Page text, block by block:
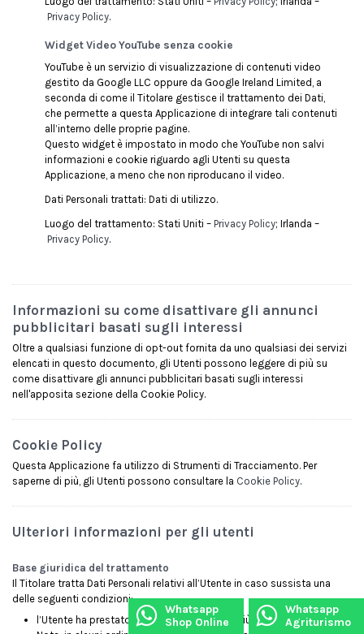
Privacy Policy.
Widget Video YouTube senza cookie
YouTube è un servizio di visualizzazione di contenuti video
gestito da Google LLC oppure da Google Ireland Limited, a
seconda di come il Titolare gestisce il trattamento dei Dati,
che permette a questa Applicazione di integrare tali contenuti
all’interno delle proprie pagine.
Questo widget è impostato in modo che YouTube non salvi
informazioni e cookie riguardo agli Utenti su questa
Applicazione, a meno che non riproducano il video.
Dati Personali trattati: Dati di utilizzo.
Luogo del trattamento: Stati Uniti – Privacy Policy; Irlanda –
Privacy Policy.
Informazioni su come disattivare gli annunci
pubblicitari basati sugli interessi
Oltre a qualsiasi funzione di opt-out fornita da uno qualsiasi dei servizi
elencati in questo documento, gli Utenti possono leggere di più su
come disattivare gli annunci pubblicitari basati sugli interessi
nell'apposita sezione della Cookie Policy.
Cookie Policy
Questa Applicazione fa utilizzo di Strumenti di Tracciamento. Per
saperne di più, gli Utenti possono consultare la Cookie Policy.
Ulteriori informazioni per gli utenti
Base giuridica del trattamento
Il Titolare tratta Dati Personali relativi all’Utente in caso sussista una
delle seguenti condizioni:
l’Utente ha prestato il consenso per una o più finalità specifiche;
Whatsapp
Shop Online
Whatsapp
Agriturismo